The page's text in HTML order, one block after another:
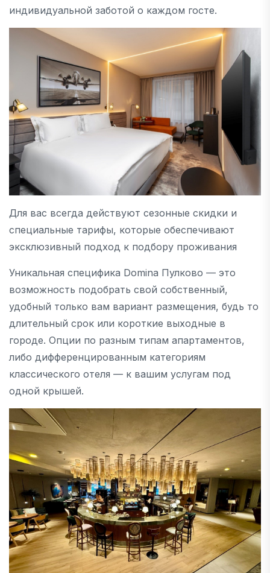
индивидуальной заботой о каждом госте.
Для вас всегда действуют сезонные скидки и
специальные тарифы, которые обеспечивают
эксклюзивный подход к подбору проживания
Уникальная специфика Domina Пулково — это
возможность подобрать свой собственный,
удобный только вам вариант размещения, будь то
длительный срок или короткие выходные в
городе. Опции по разным типам апартаментов,
либо дифференцированным категориям
классического отеля — к вашим услугам под
одной крышей.